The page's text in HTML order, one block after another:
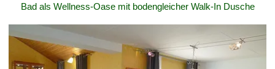
Bad als Wellness-Oase mit bodengleicher Walk-In Dusche